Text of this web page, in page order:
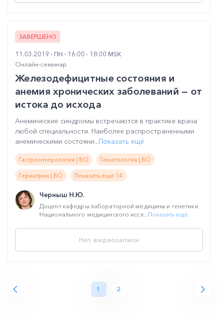
ЗАВЕРШЕНО
11.03.2019 ПН
16:00 - 18:00 MSK
Онлайн-семинар
Железодефицитные состояния и
анемия хронических заболеваний — от
истока до исхода
Анемические синдромы встречаются в практике врача
любой специальности. Наиболее распространенными
анемическими состояни...Показать ещё
Гастроэнтерология | ВО Гематология | ВО
Гериатрия | ВО Показать ещё 14
Черныш Н.Ю.
Доцент кафедры лабораторной медицины и генетики
Национального медицинского иссл...Показать ещё
Нет видеозаписи
1 2